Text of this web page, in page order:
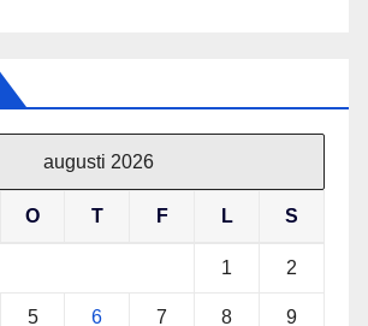
augusti 2026
O T F L S
1 2
5 6 7 8 9